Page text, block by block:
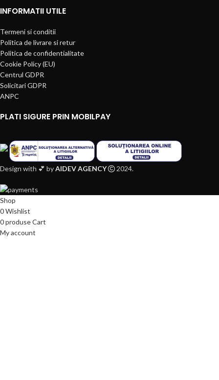
INFORMATII UTILE
Termeni si conditii
Politica de livrare si retur
Politica de confidentialitate
Cookie Policy (EU)
Centrul GDPR
Solicitari GDPR
ANPC
PLATI SIGURE PRIN MOBILPAY
Design with 💕 byAIDEV AGENCY 2024.
Shop
0Wishlist
0produseCart
My account